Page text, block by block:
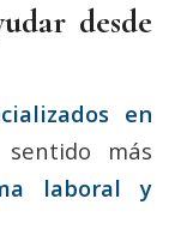
desde
en
más
laboral y